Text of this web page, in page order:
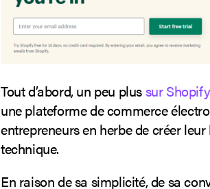
Tout d’abord, un peu plussur Shopify
une plateforme de commerce
entrepreneurs en herbe de créer
technique.
En raison de sa simplicité, de sa